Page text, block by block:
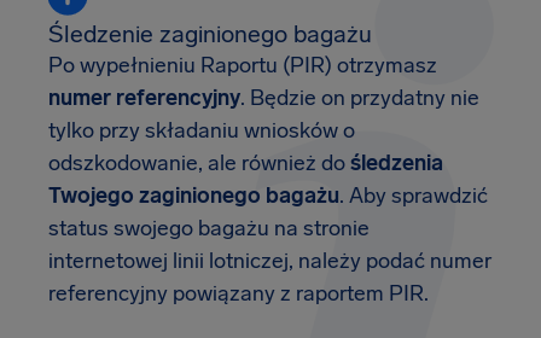
Śledzenie zaginionego bagażu
Po wypełnieniu Raportu (PIR) otrzymasz
numer referencyjny. Będzie on przydatny nie
tylko przy składaniu wniosków o
odszkodowanie, ale również dośledzenia
Twojego zaginionego bagażu. Aby sprawdzić
status swojego bagażu na stronie
internetowej linii lotniczej, należy podać numer
referencyjny powiązany z raportem PIR.